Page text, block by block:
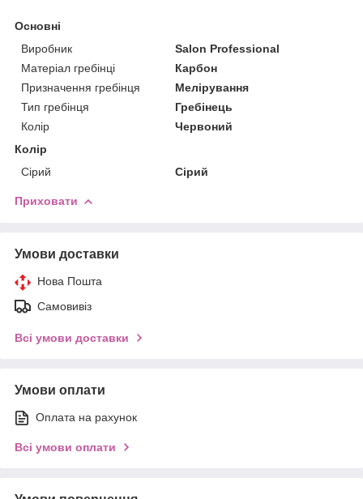
Основні
Виробник
Salon Professional
Матеріал гребінці
Карбон
Призначення гребінця
Мелірування
Тип гребінця
Гребінець
Колір
Червоний
Колір
Сірий
Сірий
Приховати
Умови доставки
Нова Пошта
Самовивіз
Всі умови доставки
Умови оплати
Оплата на рахунок
Всі умови оплати